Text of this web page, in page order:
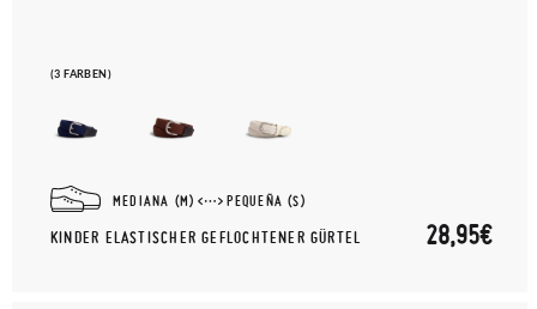
(3 FARBEN)
MEDIANA (M) PEQUEÑA (S)
KINDER ELASTISCHER GEFLOCHTENER GÜRTEL 28,95€